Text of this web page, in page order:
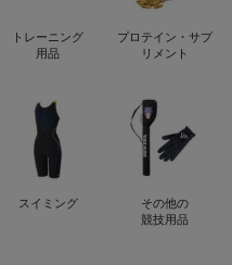
トレーニング
用品
プロテイン・サプ
リメント
スイミング
その他の
競技用品